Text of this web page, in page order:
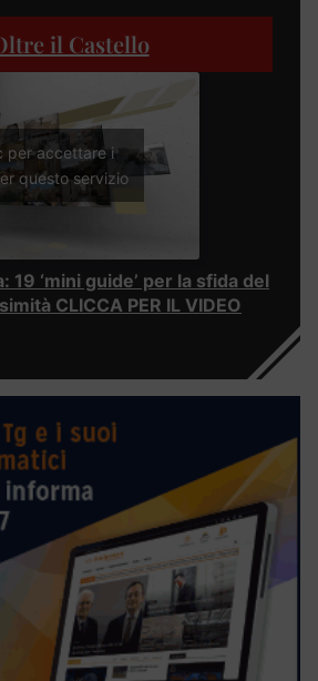
il Castello
per accettare i
questo servizio
19 ‘mini guide’ per la sfida del
CLICCA PER IL VIDEO